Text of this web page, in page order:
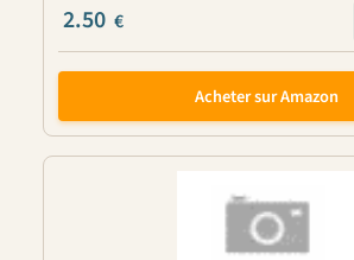
2.50 €
Acheter sur Amazon